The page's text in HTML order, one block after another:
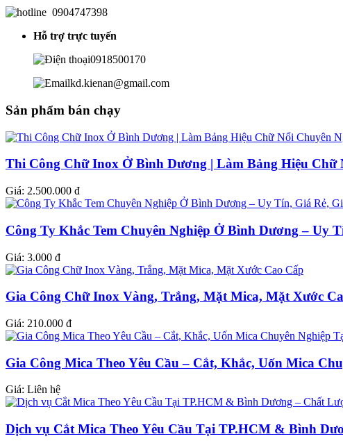
0904747398
Hỗ trợ trực tuyến
0918500170
kd.kienan@gmail.com
Sản phẩm bán chạy
Thi Công Chữ Inox Ở Bình Dương | Làm Bảng Hiệu Chữ
Giá: 2.500.000 đ
Công Ty Khắc Tem Chuyên Nghiệp Ở Bình Dương – Uy
Giá: 3.000 đ
Gia Công Chữ Inox Vàng, Trắng, Mặt Mica, Mặt Xước
Giá: 210.000 đ
Gia Công Mica Theo Yêu Cầu – Cắt, Khắc, Uốn Mica
Giá: Liên hệ
Dịch vụ Cắt Mica Theo Yêu Cầu Tại TP.HCM & Bình